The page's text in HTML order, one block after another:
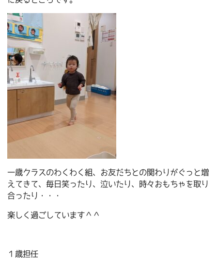
一歳クラスのわくわく組、お友だちとの関わりがぐっと増
えてきて、毎日笑ったり、泣いたり、時々おもちゃを取り
合ったり・・・
楽しく過ごしています＾＾
１歳担任